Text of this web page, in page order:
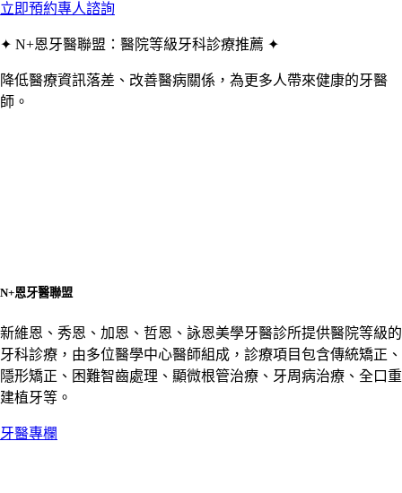
立即預約專人諮詢
✦ N+恩牙醫聯盟：醫院等級牙科診療推薦 ✦
降低醫療資訊落差、改善醫病關係，為更多人帶來健康的牙醫
師。
N+恩牙醫聯盟
新維恩、秀恩、加恩、哲恩、詠恩美學牙醫診所提供醫院等級的
牙科診療，由多位醫學中心醫師組成，診療項目包含傳統矯正、
隱形矯正、困難智齒處理、顯微根管治療、牙周病治療、全口重
建植牙等。
牙醫專欄